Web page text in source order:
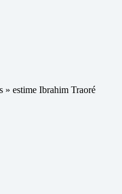
» estime Ibrahim Traoré